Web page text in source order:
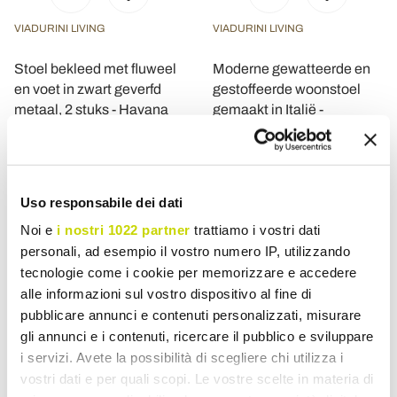
Uso responsabile dei dati
Noi e i nostri 1022 partner trattiamo i vostri dati
personali, ad esempio il vostro numero IP, utilizzando
tecnologie come i cookie per memorizzare e accedere
alle informazioni sul vostro dispositivo al fine di
pubblicare annunci e contenuti personalizzati, misurare
gli annunci e i contenuti, ricercare il pubblico e sviluppare
i servizi. Avete la possibilità di scegliere chi utilizza i
vostri dati e per quali scopi. Le vostre scelte in materia di
VIADURINI LIVING
Stoel bekleed met fluweel
en voet in zwart geverfd
metaal, 2 stuks - Havana
VIADURINI LIVING
Moderne gewatteerde en
gestoffeerde woonstoel
gemaakt in Italië -
Monnalisa
€ 265,80 - 20%